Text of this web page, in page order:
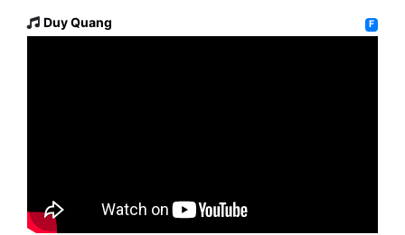
Duy Quang F